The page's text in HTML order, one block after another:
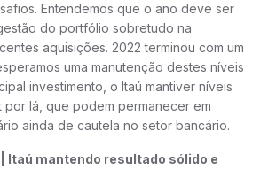
Entendemos que o ano deve ser
do portfólio sobretudo na
aquisições. 2022 terminou com um
uma manutenção destes níveis
investimento, o Itaú mantiver níveis
por lá, que podem permanecer em
ainda de cautela no setor bancário.
Itaú mantendo resultado sólido e